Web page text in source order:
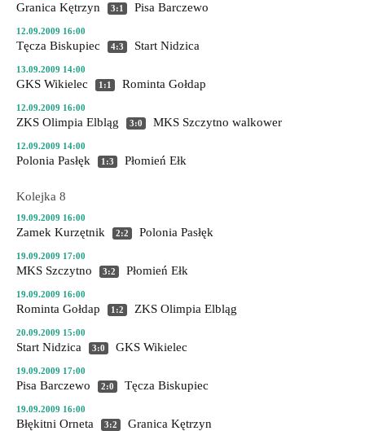
Granica Kętrzyn 3:1 Pisa Barczewo
12.09.2009 16:00
Tęcza Biskupiec 4:3 Start Nidzica
13.09.2009 14:00
GKS Wikielec 1:1 Rominta Gołdap
12.09.2009 16:00
ZKS Olimpia Elbląg 3:0 MKS Szczytno walkower
12.09.2009 14:00
Polonia Pasłęk 1:3 Płomień Ełk
Kolejka 8
19.09.2009 16:00
Zamek Kurzętnik 2:2 Polonia Pasłęk
19.09.2009 17:00
MKS Szczytno 3:2 Płomień Ełk
19.09.2009 16:00
Rominta Gołdap 1:2 ZKS Olimpia Elbląg
20.09.2009 15:00
Start Nidzica 3:0 GKS Wikielec
19.09.2009 17:00
Pisa Barczewo 2:0 Tęcza Biskupiec
19.09.2009 16:00
Błękitni Orneta 3:2 Granica Kętrzyn